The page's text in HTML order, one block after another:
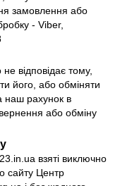
замовлення або
- Viber,
відповідає тому,
його, або обміняти
наш рахунок в
або обміну
взяті виключно
сайту Центр